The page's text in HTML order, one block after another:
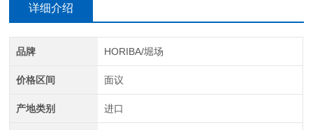
详细介绍
品牌 HORIBA/堀场
价格区间 面议
产地类别 进口